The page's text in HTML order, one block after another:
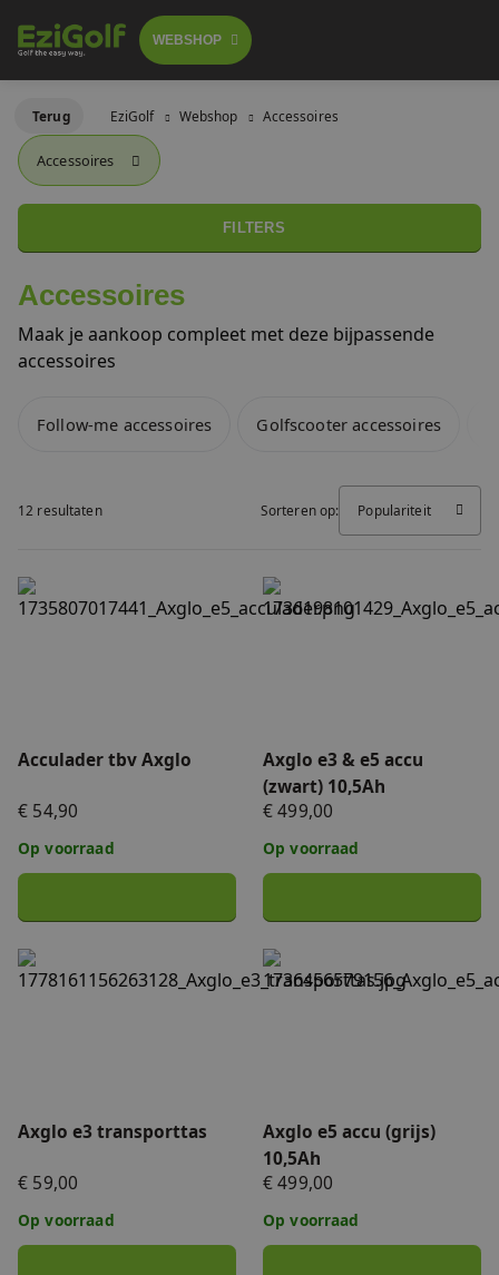
WEBSHOP
Follow-me golftrolley's
Elektrische golftrolley's
Push trolley's
Golfscooters
Accu's & Acculaders
BESTELLEN
FOLLOW-ME TROLLEY
GOLFSCOOTERS
Voor golfbanen
Over ons
Nieuws
Terug EziGolf Webshop Accessoires
Accessoires
FILTERS
Accessoires
Maak je aankoop compleet met deze bijpassende
accessoires
Follow-me accessoires Golfscooter accessoires
12 resultaten Sorteren op: Populariteit
Acculader tbv Axglo
€ 54,90
Op voorraad
Acculader tbv Axglo
Axglo e3 & e5 accu
(zwart) 10,5Ah
€ 499,00
Op voorraad
Axglo e3 & e5 accu (zwart)
Axglo e3 transporttas
€ 59,00
Op voorraad
Axglo e3 transporttas
Axglo e5 accu (grijs)
10,5Ah
€ 499,00
Op voorraad
Axglo e5 accu (grijs) 10,5Ah